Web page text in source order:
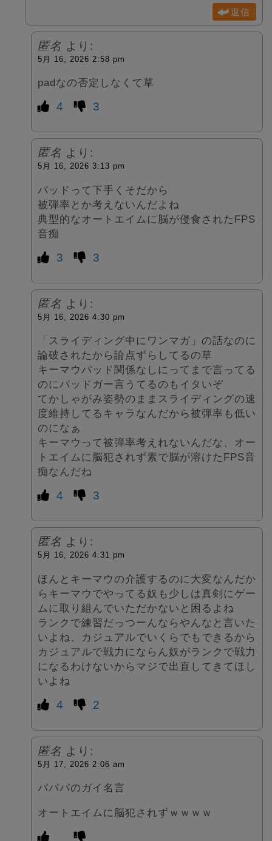
返信
匿名 より:
5月 16, 2026 2:58 pm
padなの否定しなくて草
4 3
匿名 より:
5月 16, 2026 3:13 pm
パッドって下手くそだから
被弾率とか考えないんだよね
典型的なオートエイムに脳が侵食されたFPS
音痴
3 3
匿名 より:
5月 16, 2026 4:30 pm
「スライディング中にワンマガ」の話なのに
論破されたから論点ずらしてるの草
キーマウパッド関係なしにってまで言ってる
のにパッドガー言うてるのもイタいぞ
てかしゃがみ姿勢のままスライディングの速
度維持してるキャラなんだから被弾率も低い
のになぁ
キーマウって被弾率考えれないんだな、オー
トエイムに脳犯されず素で脳が溶けたFPS音
痴なんだね
4 3
匿名 より:
5月 16, 2026 4:31 pm
ほんとキーマウの介護するのに大変なんだか
らキーマウでやってる奴も少しは真剣にゲー
ムに取り組んでいただかないと困るよね
ランクで練習だっつーんならやんなと言いた
いよね、カジュアルでいくらでもできるから
カジュアルで戦力にならん奴がランクで戦力
になるわけないからマジで出直してきてほし
いよね
4 2
匿名 より:
5月 17, 2026 2:06 am
パパパのガイ名言
オートエイムに脳犯されずｗｗｗｗ